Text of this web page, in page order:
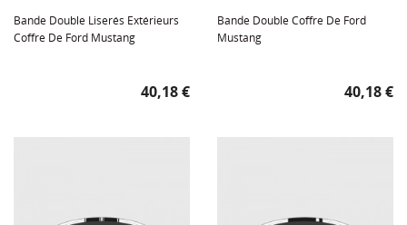
Bande Double Liserés Extérieurs
Coffre De Ford Mustang
Prix
40,18 €
Bande Double Coffre De Ford
Mustang
Prix
40,18 €